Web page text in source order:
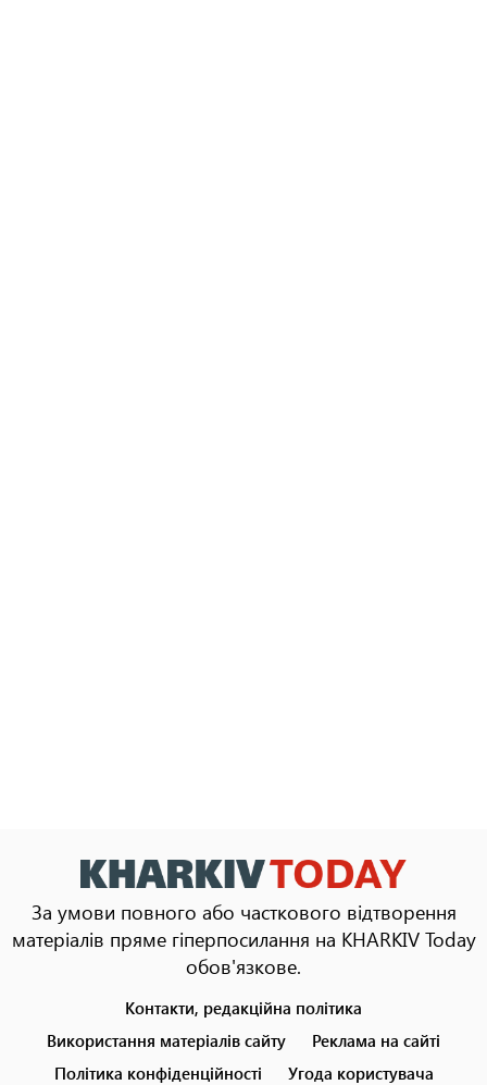
За умови повного або часткового відтворення
матеріалів пряме гіперпосилання на KHARKIV Today
обов'язкове.
menu
Контакти, редакційна політика
Використання матеріалів сайту
Реклама на сайті
Політика конфіденційності
Угода користувача